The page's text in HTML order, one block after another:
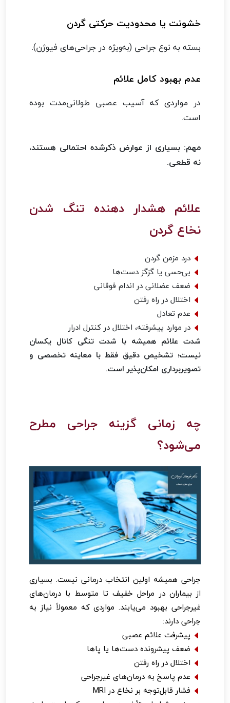
خشونت یا محدودیت حرکتی گردن
بسته به نوع جراحی (به‌ویژه در جراحی‌های فیوژن).
عدم بهبود کامل علائم
در مواردی که آسیب عصبی طولانی‌مدت بوده
است.
مهم: بسیاری از عوارض ذکرشده احتمالی هستند،
نه قطعی.
علائم هشدار دهنده تنگ شدن
نخاع گردن
درد مزمن گردن
بی‌حسی یا گزگز دست‌ها
ضعف عضلانی در اندام فوقانی
اختلال در راه رفتن
عدم تعادل
در موارد پیشرفته، اختلال در کنترل ادرار
شدت علائم همیشه با شدت تنگی کانال یکسان
نیست؛ تشخیص دقیق فقط با معاینه تخصصی و
تصویربرداری امکان‌پذیر است.
چه زمانی گزینه جراحی مطرح
می‌شود؟
جراحی همیشه اولین انتخاب درمانی نیست. بسیاری
از بیماران در مراحل خفیف تا متوسط با درمان‌های
غیرجراحی بهبود می‌یابند. مواردی که معمولاً نیاز به
جراحی دارند:
پیشرفت علائم عصبی
ضعف پیشرونده دست‌ها یا پاها
اختلال در راه رفتن
عدم پاسخ به درمان‌های غیرجراحی
فشار قابل‌توجه بر نخاع در MRI